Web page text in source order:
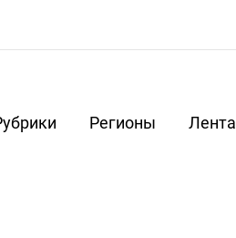
Регионы Лента